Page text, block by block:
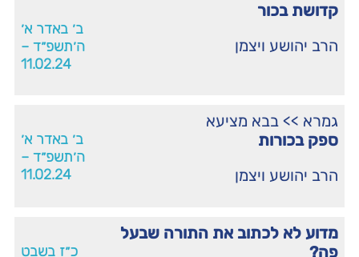
קדושת בכור
הרב יהושע ויצמן
ב׳ באדר א׳
ה׳תשפ״ד –
11.02.24
גמרא >> בבא מציעא
ספק בכורות
הרב יהושע ויצמן
ב׳ באדר א׳
ה׳תשפ״ד –
11.02.24
מדוע לא לכתוב את התורה שבעל
פה?
כ״ז בשבט